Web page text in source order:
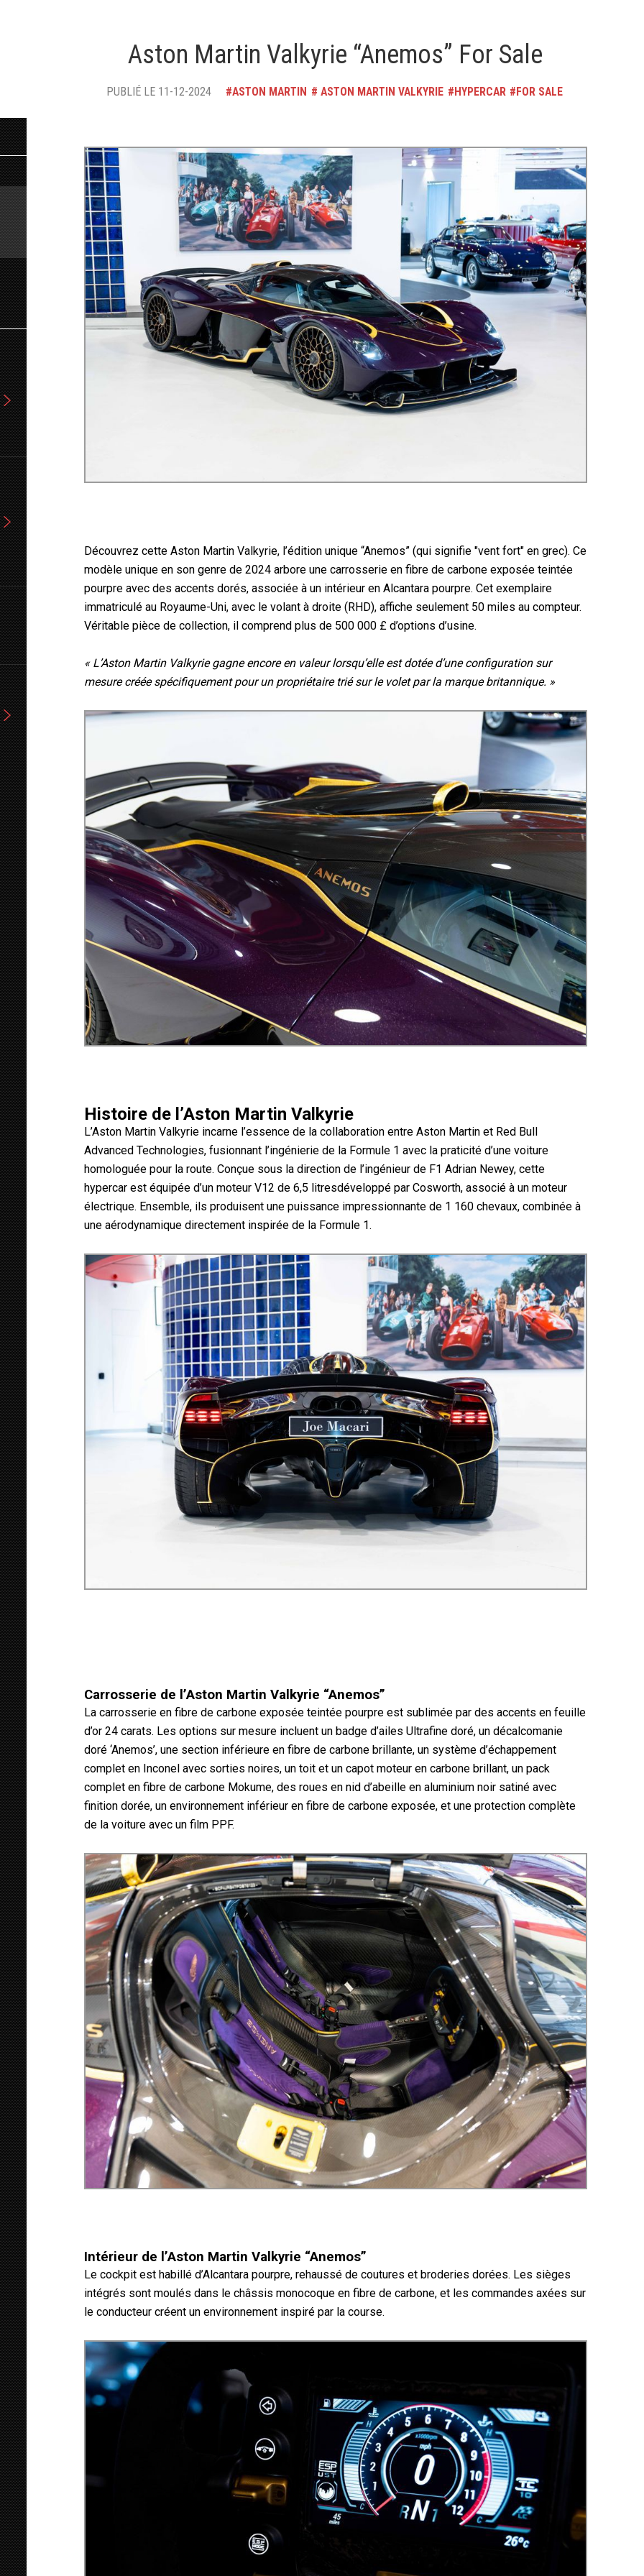
Aston Martin Valkyrie “Anemos” For Sale
PUBLIÉ LE 11-12-2024 ASTON MARTIN ASTON MARTIN VALKYRIE HYPERCAR FOR SALE
Découvrez cette Aston Martin Valkyrie, l’édition unique “Anemos” (qui signifie "vent fort" en grec). Ce
modèle unique en son genre de 2024 arbore une carrosserie en fibre de carbone exposée teintée
pourpre avec des accents dorés, associée à un intérieur en Alcantara pourpre. Cet exemplaire
immatriculé au Royaume-Uni, avec le volant à droite (RHD), affiche seulement 50 miles au compteur.
Véritable pièce de collection, il comprend plus de 500 000 £ d’options d’usine.
« L’Aston Martin Valkyrie gagne encore en valeur lorsqu’elle est dotée d’une configuration sur
mesure créée spécifiquement pour un propriétaire trié sur le volet par la marque britannique. »
Histoire de l’Aston Martin Valkyrie
L’Aston Martin Valkyrie incarne l’essence de la collaboration entre Aston Martin et Red Bull
Advanced Technologies, fusionnant l’ingénierie de la Formule 1 avec la praticité d’une voiture
homologuée pour la route. Conçue sous la direction de l’ingénieur de F1 Adrian Newey, cette
hypercar est équipée d’un moteur V12 de 6,5 litresdéveloppé par Cosworth, associé à un moteur
électrique. Ensemble, ils produisent une puissance impressionnante de 1 160 chevaux, combinée à
une aérodynamique directement inspirée de la Formule 1.
Carrosserie de l’Aston Martin Valkyrie “Anemos”
La carrosserie en fibre de carbone exposée teintée pourpre est sublimée par des accents en feuille
d’or 24 carats. Les options sur mesure incluent un badge d’ailes Ultrafine doré, un décalcomanie
doré ‘Anemos’, une section inférieure en fibre de carbone brillante, un système d’échappement
complet en Inconel avec sorties noires, un toit et un capot moteur en carbone brillant, un pack
complet en fibre de carbone Mokume, des roues en nid d’abeille en aluminium noir satiné avec
finition dorée, un environnement inférieur en fibre de carbone exposée, et une protection complète
de la voiture avec un film PPF.
Intérieur de l’Aston Martin Valkyrie “Anemos”
Le cockpit est habillé d’Alcantara pourpre, rehaussé de coutures et broderies dorées. Les sièges
intégrés sont moulés dans le châssis monocoque en fibre de carbone, et les commandes axées sur
le conducteur créent un environnement inspiré par la course.